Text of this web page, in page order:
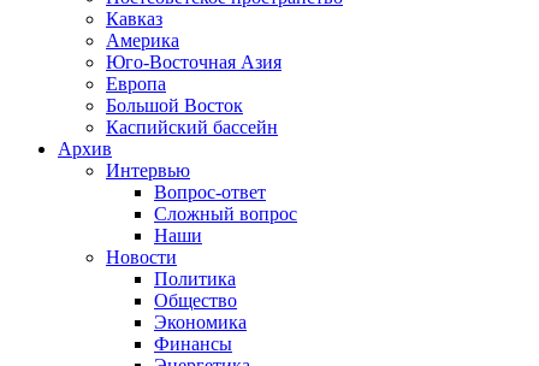
Кавказ
Америка
Юго-Восточная Азия
Европа
Большой Восток
Каспийский бассейн
Архив
Интервью
Вопрос-ответ
Сложный вопрос
Наши
Новости
Политика
Общество
Экономика
Финансы